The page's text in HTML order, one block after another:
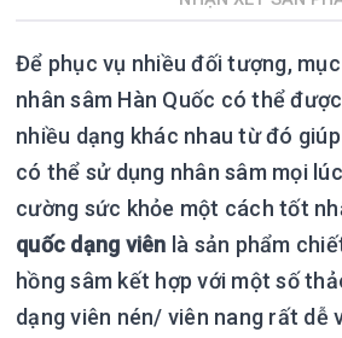
Để phục vụ nhiều đối tượng,
nhân sâm Hàn Quốc có thể
nhiều dạng khác nhau từ đó
có thể sử dụng nhân sâm mọi
cường sức khỏe một cách tốt
quốc dạng viên là sản phẩm
hồng sâm kết hợp với một số
dạng viên nén/ viên nang rất dễ